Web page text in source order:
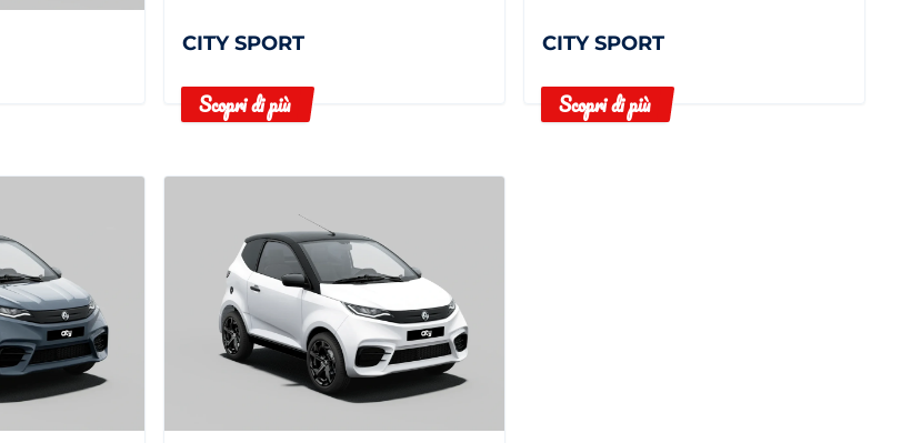
CITY SPORT
Scopri di più
CITY SPORT
Scopri di più